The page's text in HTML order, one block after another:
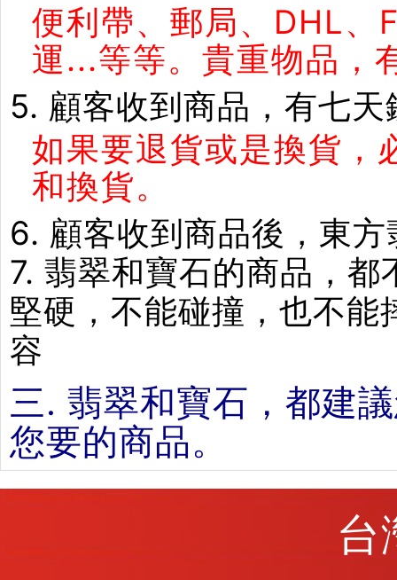
便利帶、郵局、DHL、
運...等等。貴重物品，
5. 顧客收到商品，有七
如果要退貨或是換貨，
和換貨。
6. 顧客收到商品後，東
7. 翡翠和寶石的商品，
堅硬，不能碰撞，也不
容
三. 翡翠和寶石，都建
您要的商品。
台